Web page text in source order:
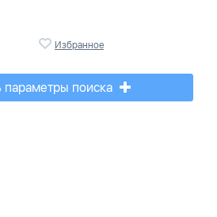
Избранное
параметры поиска